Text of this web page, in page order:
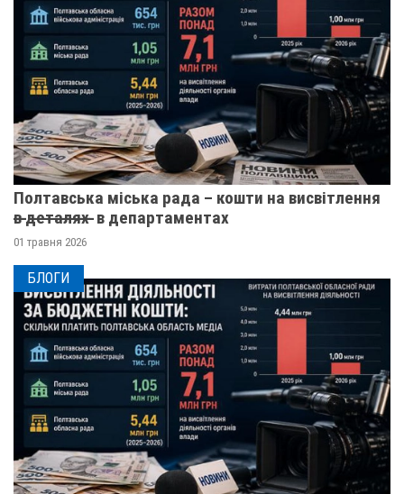
Полтавська міська рада – кошти на висвітлення
в̶ ̶д̶е̶т̶а̶л̶я̶х̶ ̶ в департаментах
01 травня 2026
БЛОГИ